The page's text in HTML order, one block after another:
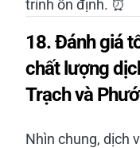
trình ổn định. ⏰
18. Đánh giá
chất lượng
Trạch và
Nhìn chung, dịch